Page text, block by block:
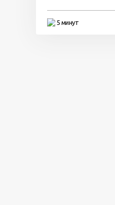
5 минут